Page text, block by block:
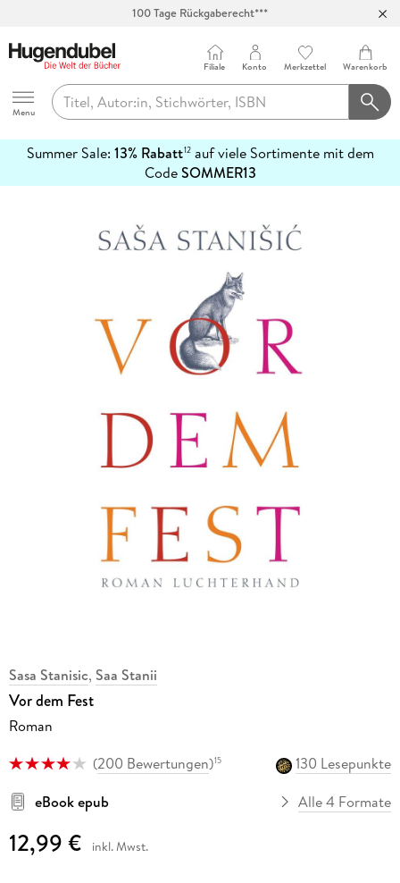
100 Tage Rückgaberecht***
Hugendubel
Menu
Filiale Konto Merkzettel Warenkorb
Summer Sale: 13% Rabatt12auf viele Sortimente mit dem
CodeSOMMER13
erfahren
Sasa Stanisic, Saa Stanii
Vor dem Fest
Roman
(200 Bewertungen)15
130 Lesepunkte
eBook epub
Alle 4 Formate
12,99 € inkl. Mwst.